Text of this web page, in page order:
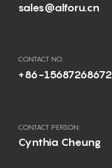
sales@alforu.cn
CONTACT NO.
+86-15687268672
CONTACT PERSON:
Cynthia Cheung